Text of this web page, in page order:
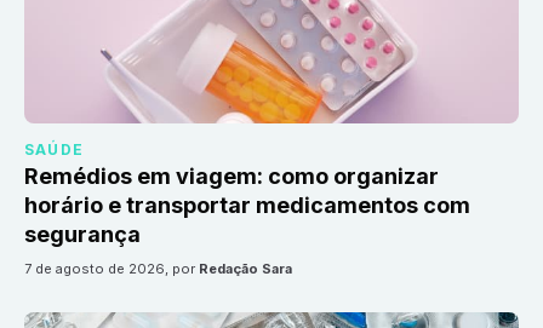
SAÚDE
Remédios em viagem: como organizar
horário e transportar medicamentos com
segurança
7 de agosto de 2026, por Redação Sara